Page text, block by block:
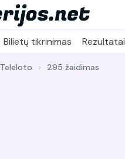
Bilietų tikrinimas Rezultatai
Teleloto 295 žaidimas